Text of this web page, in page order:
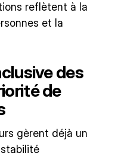
reflètent à la
et la
des
de
gèrent déjà un